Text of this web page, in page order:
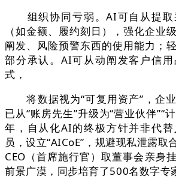
组织协同亏弱。AI可自从提取
（如金额、履约刻日），强化企业
阐发、风险预警东西的使用能力；
部分承认。AI可从动阐发客户信
式，
将数据视为“可复用资产”，企
已从“账房先生”升级为“营业伙伴”“
年，自从化AI的终极方针并非代
员，设立“AICoE”，规避现私泄露取
CEO（首席施行官）取董事会亲身
前景广漠，同步培育了500名数字专